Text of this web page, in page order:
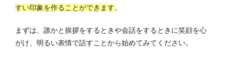
すい印象を作ることができます。
まずは、誰かと挨拶をするときや会話をするときに笑顔を心
がけ、明るい表情で話すことから始めてみてください。